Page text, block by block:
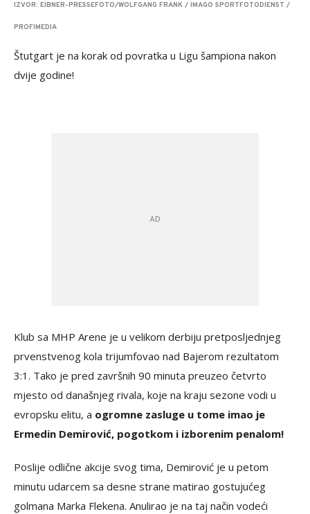
IZVOR: EIBNER-PRESSEFOTO/WOLFGANG FRANK / IMAGO SPORTFOTODIENST /
PROFIMEDIA
Štutgart je na korak od povratka u Ligu šampiona nakon
dvije godine!
Klub sa MHP Arene je u velikom derbiju pretposljednjeg
prvenstvenog kola trijumfovao nad Bajerom rezultatom
3:1. Tako je pred završnih 90 minuta preuzeo četvrto
mjesto od današnjeg rivala, koje na kraju sezone vodi u
evropsku elitu, a ogromne zasluge u tome imao je
Ermedin Demirović, pogotkom i izborenim penalom!
Poslije odlične akcije svog tima, Demirović je u petom
minutu udarcem sa desne strane matirao gostujućeg
golmana Marka Flekena. Anulirao je na taj način vodeći